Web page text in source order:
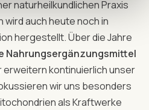
naturheilkundlichen Praxis
wird auch heute noch in
hergestellt. Über die Jahre
Nahrungsergänzungsmittel
erweitern kontinuierlich unser
wir uns besonders
als Kraftwerke